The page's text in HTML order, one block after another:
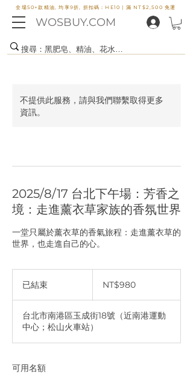
WOSBUY.COM
全場50+款精油, 均享9折, 折扣碼：HE10 | 滿 NT$2,500 免運
不提供此服務，請與我們聯繫取得更多
資訊。
2025/8/17 台北下午場：芳香之
境：走進薰衣草家族的香氛世界
一堂只屬於薰衣草的香氣旅程：走進薰衣草的
世界，也走進自己的心。
已結束 NT$980
台北市南港區玉成街18號（近南港運動
中心；松山火車站）
可用名額